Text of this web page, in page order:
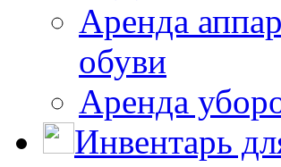
Аренда
обуви
Аренда
Инвентарь